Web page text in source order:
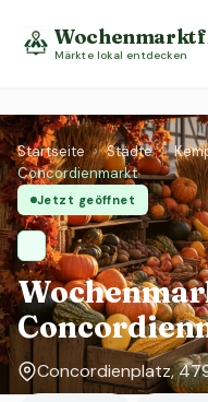
Märkte lokal entdecken
Startseite › Städte ›
Concordienmarkt
Jetzt geöffnet
Concordienplatz,